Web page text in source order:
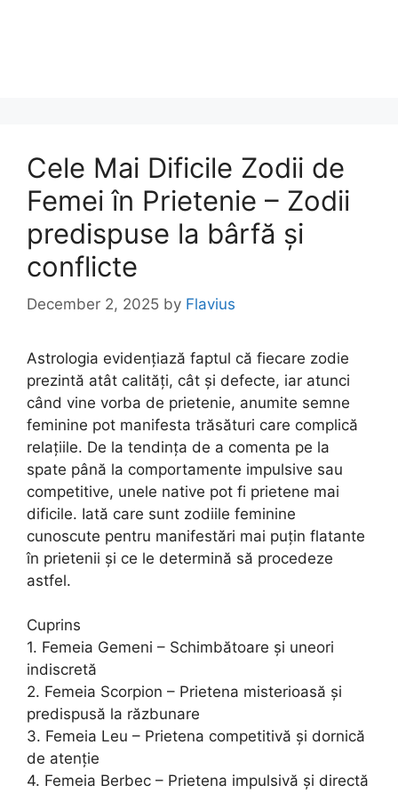
Cele Mai Dificile Zodii de
Femei în Prietenie – Zodii
predispuse la bârfă și
conflicte
December 2, 2025 by Flavius
Astrologia evidențiază faptul că fiecare zodie
prezintă atât calități, cât și defecte, iar atunci
când vine vorba de prietenie, anumite semne
feminine pot manifesta trăsături care complică
relațiile. De la tendința de a comenta pe la
spate până la comportamente impulsive sau
competitive, unele native pot fi prietene mai
dificile. Iată care sunt zodiile feminine
cunoscute pentru manifestări mai puțin flatante
în prietenii și ce le determină să procedeze
astfel.
Cuprins
1. Femeia Gemeni – Schimbătoare și uneori
indiscretă
2. Femeia Scorpion – Prietena misterioasă și
predispusă la răzbunare
3. Femeia Leu – Prietena competitivă și dornică
de atenție
4. Femeia Berbec – Prietena impulsivă și directă